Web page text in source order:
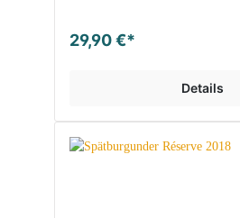
29,90 €*
Details